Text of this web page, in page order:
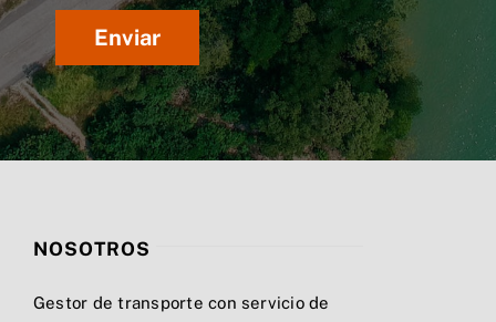
NOSOTROS
Gestor de transporte con servicio de